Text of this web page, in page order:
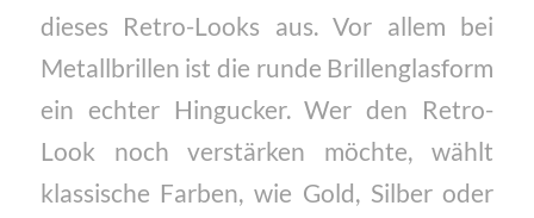
dieses Retro-Looks aus. Vor allem bei
Metallbrillen ist die runde Brillenglasform
ein echter Hingucker.Wer den Retro-
Look noch verstärken möchte, wählt
klassische Farben, wie Gold, Silber oder